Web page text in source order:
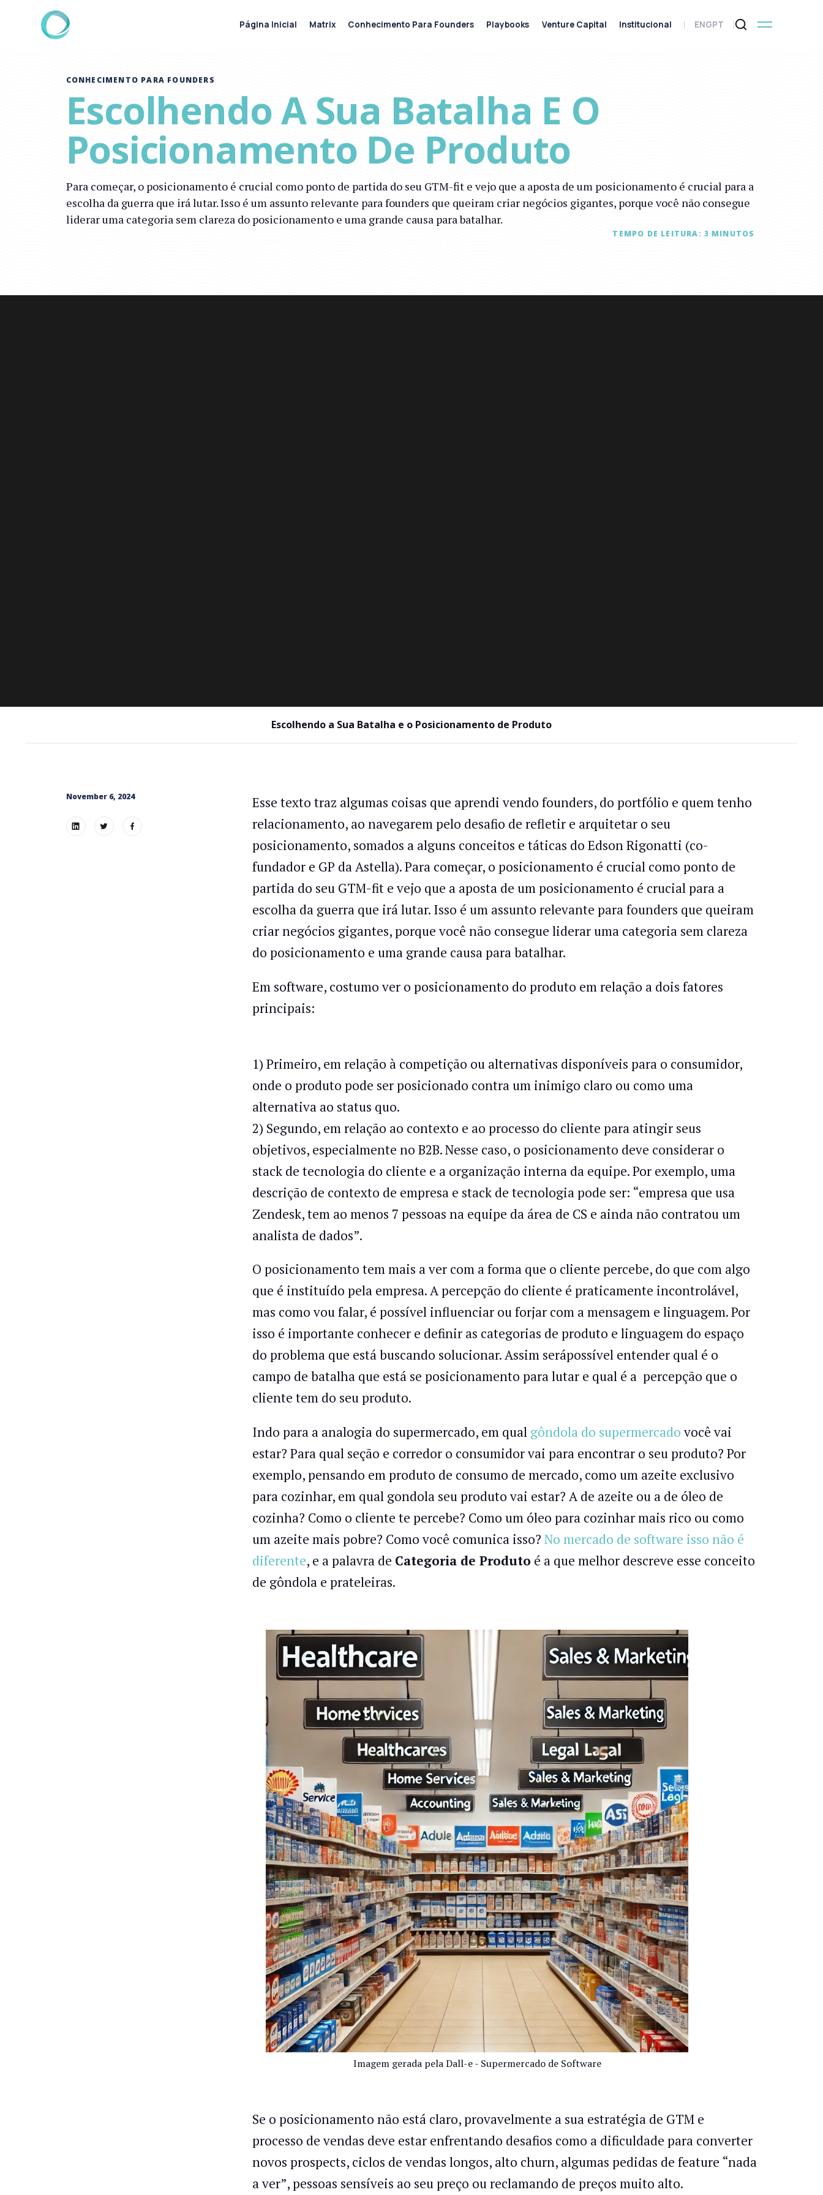
CONHECIMENTO PARA FOUNDERS
Escolhendo A Sua Batalha E O
Posicionamento De Produto
Para começar, o posicionamento é crucial como ponto de partida do seu GTM-fit e vejo que a aposta de um posicionamento é crucial para a
escolha da guerra que irá lutar. Isso é um assunto relevante para founders que queiram criar negócios gigantes, porque você não consegue
liderar uma categoria sem clareza do posicionamento e uma grande causa para batalhar.
TEMPO DE LEITURA: 3 MINUTOS
Escolhendo a Sua Batalha e o Posicionamento de Produto
November 6, 2024
Esse texto traz algumas coisas que aprendi vendo founders, do portfólio e quem tenho
relacionamento, ao navegarem pelo desafio de refletir e arquitetar o seu
posicionamento, somados a alguns conceitos e táticas do Edson Rigonatti (co-
fundador e GP da Astella). Para começar, o posicionamento é crucial como ponto de
partida do seu GTM-fit e vejo que a aposta de um posicionamento é crucial para a
escolha da guerra que irá lutar. Isso é um assunto relevante para founders que queiram
criar negócios gigantes, porque você não consegue liderar uma categoria sem clareza
do posicionamento e uma grande causa para batalhar.
Em software, costumo ver o posicionamento do produto em relação a dois fatores
principais:
1) Primeiro, em relação à competição ou alternativas disponíveis para o consumidor,
onde o produto pode ser posicionado contra um inimigo claro ou como uma
alternativa ao status quo.
2) Segundo, em relação ao contexto e ao processo do cliente para atingir seus
objetivos, especialmente no B2B. Nesse caso, o posicionamento deve considerar o
stack de tecnologia do cliente e a organização interna da equipe. Por exemplo, uma
descrição de contexto de empresa e stack de tecnologia pode ser: “empresa que usa
Zendesk, tem ao menos 7 pessoas na equipe da área de CS e ainda não contratou um
analista de dados”.
O posicionamento tem mais a ver com a forma que o cliente percebe, do que com algo
que é instituído pela empresa. A percepção do cliente é praticamente incontrolável,
mas como vou falar, é possível influenciar ou forjar com a mensagem e linguagem. Por
isso é importante conhecer e definir as categorias de produto e linguagem do espaço
do problema que está buscando solucionar. Assim serápossível entender qual é o
campo de batalha que está se posicionamento para lutar e qual é a percepção que o
cliente tem do seu produto.
Indo para a analogia do supermercado, em qualgôndola do supermercadovocê vai
estar? Para qual seção e corredor o consumidor vai para encontrar o seu produto? Por
exemplo, pensando em produto de consumo de mercado, como um azeite exclusivo
para cozinhar, em qual gondola seu produto vai estar? A de azeite ou a de óleo de
cozinha? Como o cliente te percebe? Como um óleo para cozinhar mais rico ou como
um azeite mais pobre? Como você comunica isso? No mercado de software isso não é
diferente, e a palavra de Categoria de Produto é a que melhor descreve esse conceito
de gôndola e prateleiras.
Imagem gerada pela Dall-e - Supermercado de Software
Se o posicionamento não está claro, provavelmente a sua estratégia de GTM e
processo de vendas deve estar enfrentando desafios como a dificuldade para converter
novos prospects, ciclos de vendas longos, alto churn, algumas pedidas de feature “nada
a ver”, pessoas sensíveis ao seu preço ou reclamando de preços muito alto.
Página Inicial Matrix Conhecimento Para Founders Playbooks Venture Capital Institucional ENGPT